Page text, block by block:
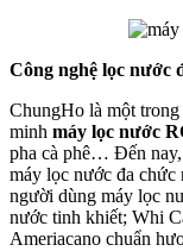
Công nghệ lọc nước
ChungHo là một
minh máy lọc nước
pha cà phê… Đến
máy lọc nước đa
người dùng máy lọc
nước tinh khiết; Whi
Ameriacano chuẩn